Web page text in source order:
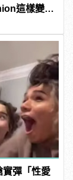
這樣變型
實彈「性愛